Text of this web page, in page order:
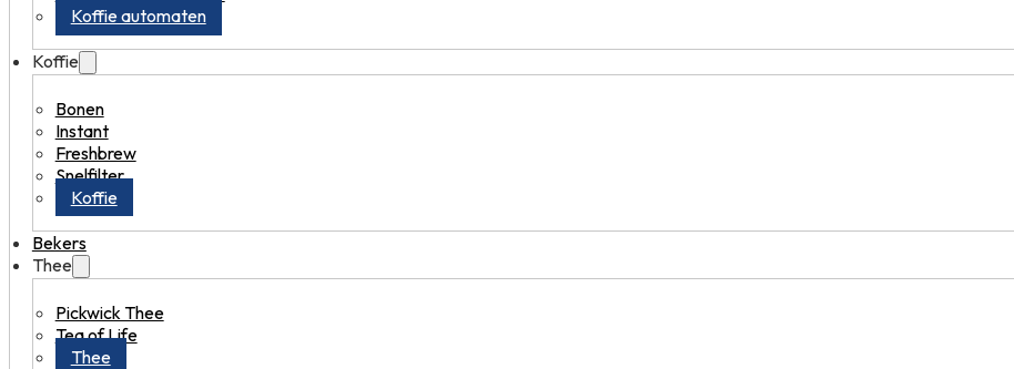
Koffie automaten
Koffie
Bonen
Instant
Freshbrew
Snelfilter
Koffie
Bekers
Thee
Pickwick Thee
Tea of Life
Thee